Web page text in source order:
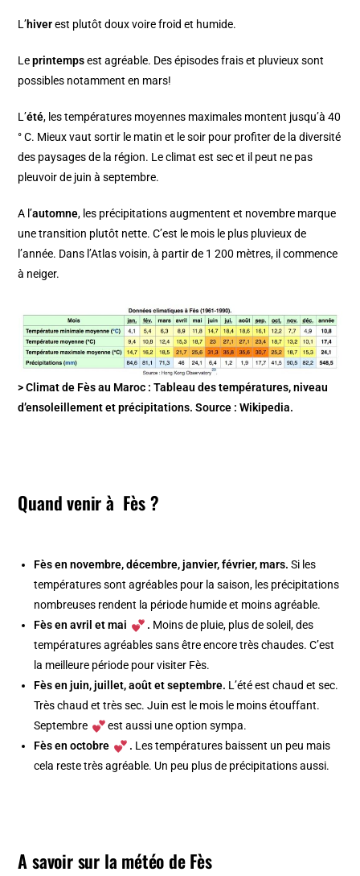
L’hiverest plutôt doux voire froid et humide.
Leprintempsest agréable. Des épisodes frais et pluvieux sont
possibles notamment en mars!
L’été, les températures moyennes maximales montent jusqu’à 40
° C. Mieux vaut sortir le matin et le soir pour profiter de la diversité
des paysages de la région. Le climat est sec et il peut ne pas
pleuvoir de juin à septembre.
A l’automne, les précipitations augmentent et novembre marque
une transition plutôt nette. C’est le mois le plus pluvieux de
l’année. Dans l’Atlas voisin, à partir de 1 200 mètres, il commence
à neiger.
> Climat de Fès au Maroc : Tableau des températures, niveau
d’ensoleillement et précipitations. Source : Wikipedia.
Quand venir à Fès ?
Fès en novembre, décembre, janvier, février, mars. Si les
températures sont agréables pour la saison, les précipitations
nombreuses rendent la période humide et moins agréable.
Fès en avril et mai
. Moins de pluie, plus de soleil, des
températures agréables sans être encore très chaudes. C’est
la meilleure période pour visiter Fès.
Fès en juin, juillet, août et septembre. L’été est chaud et sec.
Très chaud et très sec. Juin est le mois le moins étouffant.
Septembre
est aussi une option sympa.
Fès en octobre
. Les températures baissent un peu mais
cela reste très agréable. Un peu plus de précipitations aussi.
A savoir sur la météo de Fès